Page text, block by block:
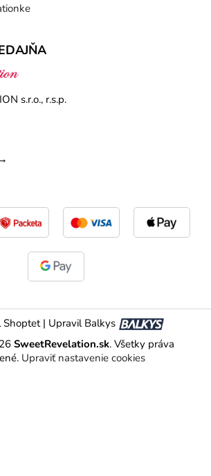
s.r.o., r.s.p.
Shoptet | Upravil Balkys
SweetRevelation.sk. Všetky práva
Upraviť nastavenie cookies